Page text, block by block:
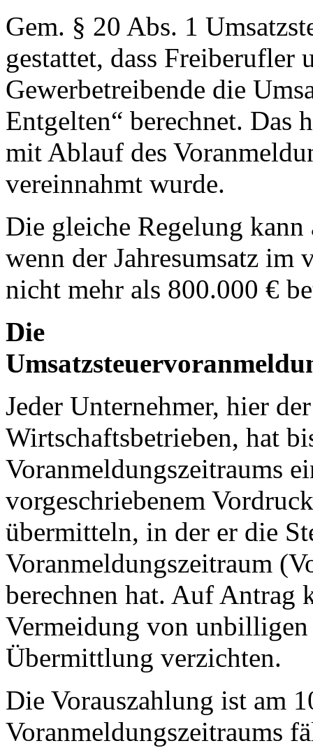
Gem. § 20 Abs. 1
gestattet, dass
Gewerbetreibende die
Entgelten“ berechnet. Das
mit Ablauf des
vereinnahmt wurde.
Die gleiche Regelung
wenn der Jahresumsatz im
nicht mehr als 800.000 €
Die
Jeder Unternehmer, hier
Wirtschaftsbetrieben, hat
Voranmeldungszeitraums
vorgeschriebenem
übermitteln, in der er die
Voranmeldungszeitraum
berechnen hat. Auf Antrag
Vermeidung von
Übermittlung verzichten.
Die Vorauszahlung ist am
Voranmeldungszeitraums